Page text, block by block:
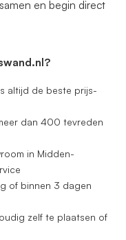
en begin direct
altijd de beste prijs-
dan 400 tevreden
in Midden-
of binnen 3 dagen
zelf te plaatsen of